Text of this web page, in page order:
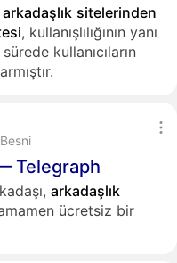
arkadaşlık sitelerinden
, kullanışlılığının yanı
kullanıcıların
Telegraph
arkadaşlık
ücretsiz bir